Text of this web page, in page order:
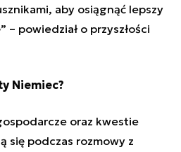
aby osiągnąć lepszy
– powiedział o przyszłości
Niemiec?
oraz kwestie
się podczas rozmowy z